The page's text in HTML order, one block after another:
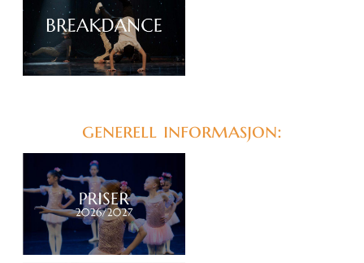
generell informasjon: